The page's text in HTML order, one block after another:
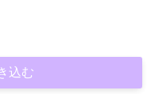
込む